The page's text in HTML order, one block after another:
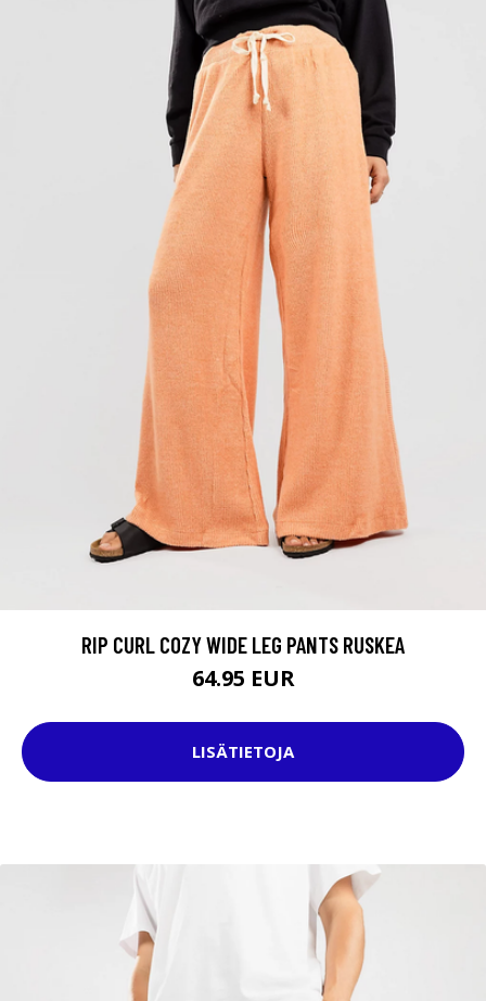
RIP CURL COZY WIDE LEG PANTS RUSKEA
64.95 EUR
LISÄTIETOJA